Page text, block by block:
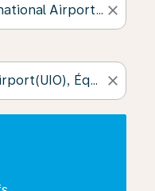
close
close